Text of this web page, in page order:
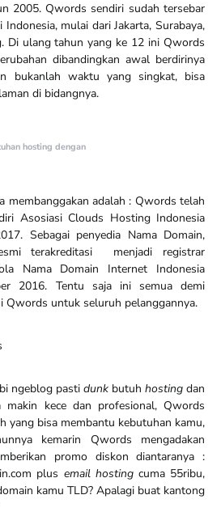
2005. Qwords sendiri sudah tersebar
mulai dari Jakarta, Surabaya,
Di ulang tahun yang ke 12 ini Qwords
dibandingkan awal berdirinya
bukanlah waktu yang singkat, bisa
di bidangnya.
hosting dengan
membanggakan adalah : Qwords telah
Asosiasi Clouds Hosting Indonesia
Sebagai penyedia Nama Domain,
terakreditasi menjadi registrar
Nama Domain Internet Indonesia
2016. Tentu saja ini semua demi
Qwords untuk seluruh pelanggannya.
ngeblog pasti dunk butuh hosting dan
makin kece dan profesional, Qwords
yang bisa membantu kebutuhan kamu,
kemarin Qwords mengadakan
promo diskon diantaranya :
plus email hostingcuma 55ribu,
kamu TLD? Apalagi buat kantong